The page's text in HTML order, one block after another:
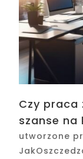
Czy praca
szanse na
utworzone